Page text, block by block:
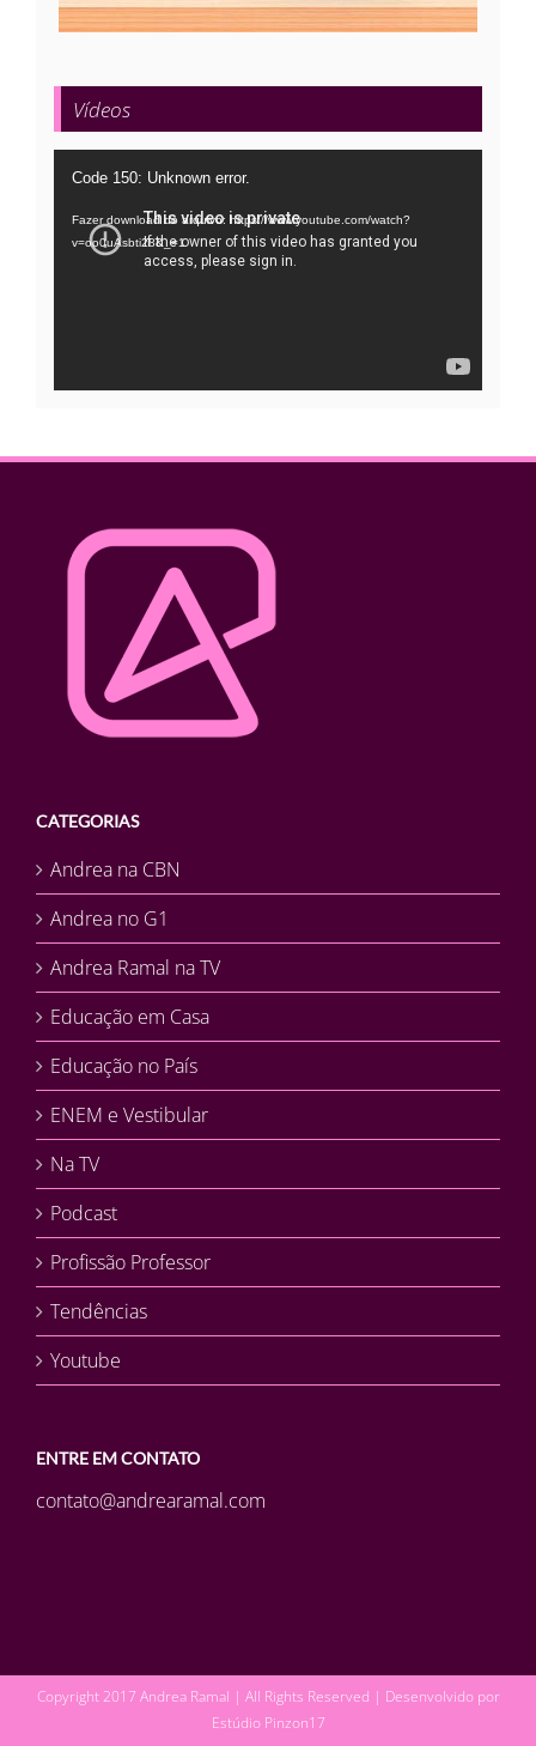
Vídeos
Tocador
vídeo
Code 150: Unknown error.
Fazer download do arquivo: https://www.youtube.com/watch?
v=oo0uAsbti28&_=1
CATEGORIAS
Andrea na CBN
Andrea no G1
Andrea Ramal na TV
Educação em Casa
Educação no País
ENEM e Vestibular
Na TV
Podcast
Profissão Professor
Tendências
Youtube
ENTRE EM CONTATO
contato@andrearamal.com
Copyright 2017 Andrea Ramal | All Rights Reserved | Desenvolvido por
Estúdio Pinzon17